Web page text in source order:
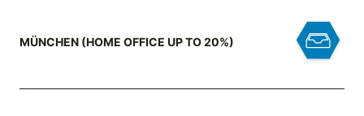
MÜNCHEN (HOME OFFICE UP TO 20%)